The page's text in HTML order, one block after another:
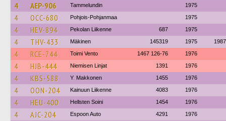
4 AEP-906 Tammelundin 1975
4 OCC-680 Pohjois-Pohjanmaa 1975
4 HEV-894 Pekolan Liikenne 687 1975
4 THV-433 Mäkinen 145319 1975 1987
4 RCE-744 Toimi Vento 1467 126-76 1976
4 HJB-444 Niemisen Linjat 1391 1976
4 KBS-588 Y. Makkonen 1455 1976
4 OON-204 Kainuun Liikenne 4083 1976
4 HEU-400 Hellsten Soini 1454 1976
4 AJC-204 Espoon Auto 4291 1976